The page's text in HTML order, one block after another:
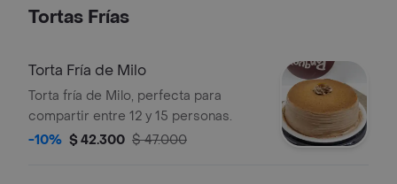
Tortas Frías
Torta Fría de Milo
Torta fría de Milo, perfecta para
compartir entre 12 y 15 personas.
-10% $ 42.300 $ 47.000